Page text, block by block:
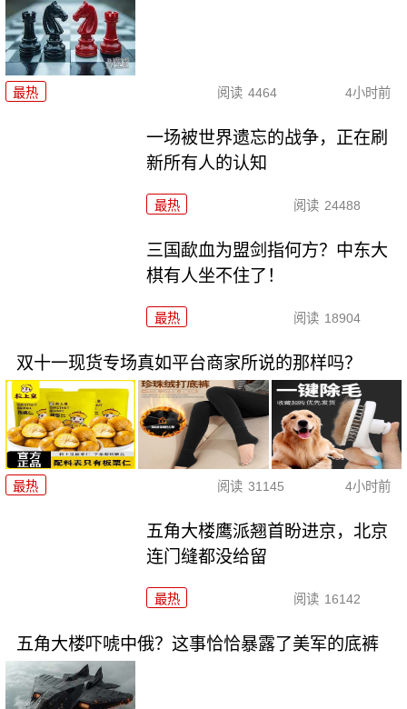
最热 阅读 4464 4小时前
一场被世界遗忘的战争，正在刷
新所有人的认知
最热 阅读 24488
三国歃血为盟剑指何方？中东大
棋有人坐不住了！
最热 阅读 18904
双十一现货专场真如平台商家所说的那样吗？
最热 阅读 31145 4小时前
五角大楼鹰派翘首盼进京，北京
连门缝都没给留
最热 阅读 16142
五角大楼吓唬中俄？这事恰恰暴露了美军的底裤